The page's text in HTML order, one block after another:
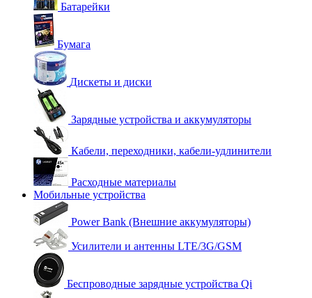
Батарейки
Бумага
Дискеты и диски
Зарядные устройства и аккумуляторы
Кабели, переходники, кабели-удлинители
Расходные материалы
Мобильные устройства
Power Bank (Внешние аккумуляторы)
Усилители и антенны LTE/3G/GSM
Беспроводные зарядные устройства Qi